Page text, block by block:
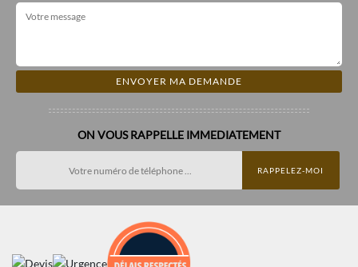
ON VOUS RAPPELLE IMMEDIATEMENT